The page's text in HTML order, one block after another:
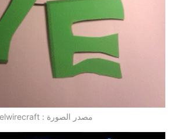
مصدر الصورة : elwirecraft